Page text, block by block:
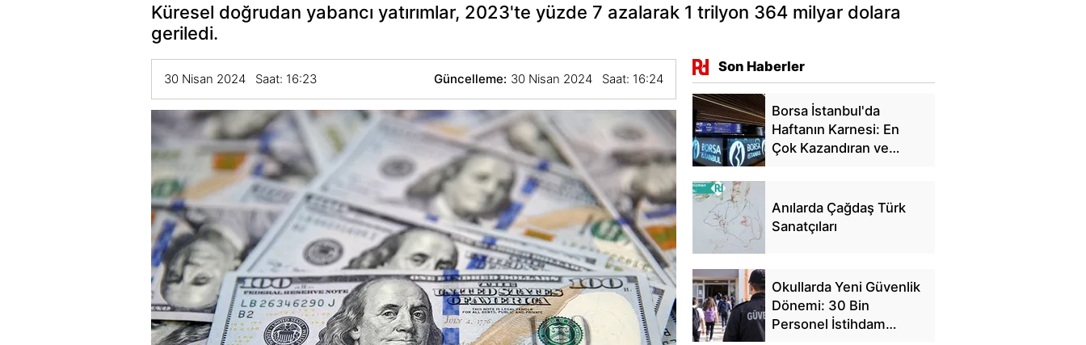
Küresel doğrudan yabancı yatırımlar, 2023'te yüzde 7 azalarak 1 trilyon 364 milyar dolara
geriledi.
30 Nisan 2024 Saat: 16:23 Güncelleme: 30 Nisan 2024 Saat: 16:24
Son Haberler
Borsa İstanbul'da
Haftanın Karnesi: En
Çok Kazandıran ve
Anılarda Çağdaş Türk
Sanatçıları
Okullarda Yeni Güvenlik
Dönemi: 30 Bin
Personel İstihdam